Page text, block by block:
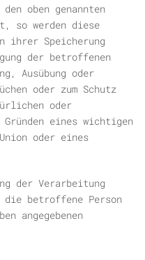
oben genannten
so werden diese
ihrer Speicherung
der betroffenen
Ausübung oder
oder zum Schutz
oder
eines wichtigen
oder eines
der Verarbeitung
die betroffene Person
angegebenen